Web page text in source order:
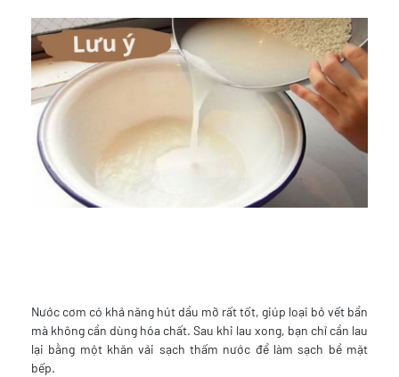
Nước cơm có khả năng hút dầu mỡ rất tốt, giúp loại bỏ vết bẩn
mà không cần dùng hóa chất. Sau khi lau xong, bạn chỉ cần lau
lại bằng một khăn vải sạch thấm nước để làm sạch bề mặt
bếp.